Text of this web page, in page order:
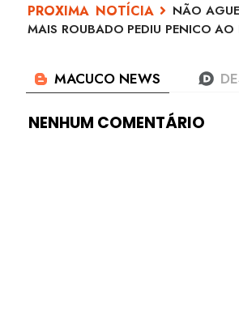
NÃO
MAIS ROUBADO PEDIU PENICO AO
NENHUM COMENTÁRIO